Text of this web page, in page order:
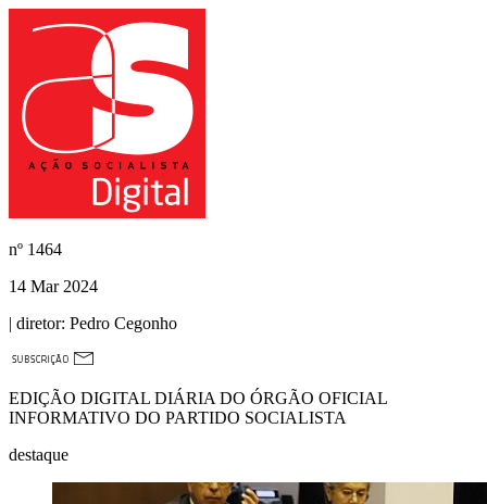
nº 1464
14 Mar 2024
| diretor: Pedro Cegonho
EDIÇÃO DIGITAL DIÁRIA DO ÓRGÃO OFICIAL
INFORMATIVO DO PARTIDO SOCIALISTA
destaque